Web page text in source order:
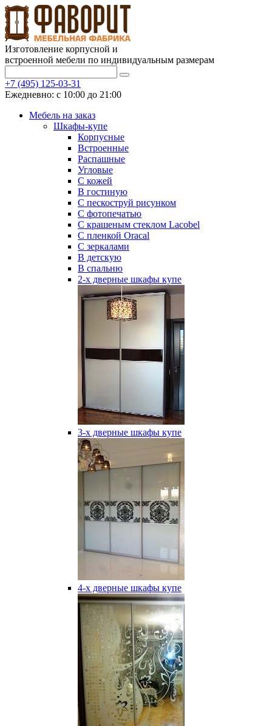
Изготовление корпусной и
встроенной мебели по индивидуальным размерам
+7 (495) 125-03-31
Ежедневно: с 10:00 до 21:00
Мебель на заказ
Шкафы-купе
Корпусные
Встроенные
Распашные
Угловые
С кожей
В гостиную
С пескоструй рисунком
С фотопечатью
С крашеным стеклом Lacobel
С пленкой Oracal
С зеркалами
В детскую
В спальню
2-х дверные шкафы купе
3-х дверные шкафы купе
4-х дверные шкафы купе